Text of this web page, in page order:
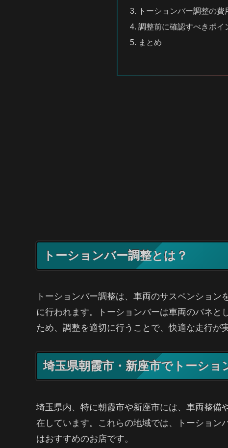
トーションバー調整の費
調整前に確認すべきポイ
まとめ
トーションバー調整とは？
トーションバー調整は、車両のサスペンショ
に行われます。トーションバーは車両のバネと
ため、調整を適切に行うことで、快適な走行が
埼玉県朝霞市・新座市でトーショ
埼玉県内、特に朝霞市や新座市には、車両整備
在しています。これらの地域では、トーション
はおすすめのお店です。